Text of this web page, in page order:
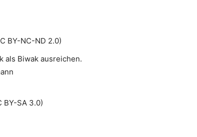
BY-NC-ND 2.0)
als Biwak ausreichen.
BY-SA 3.0)